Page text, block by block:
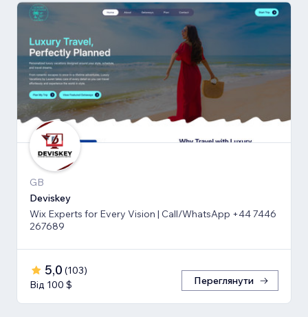
GB
Deviskey
Wix Experts for Every Vision | Call/WhatsApp +44 7446
267689
5,0 (103)
Від 100 $
Переглянути